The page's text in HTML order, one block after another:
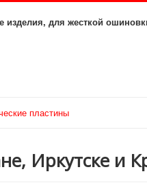
изделия, для жесткой
пластины
Иркутске и